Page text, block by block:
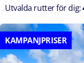
Utvalda rutter för dig:
KAMPANJPRISER